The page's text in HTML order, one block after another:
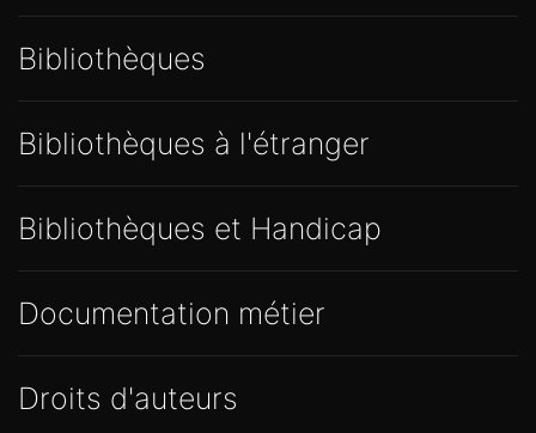
Bibliothèques
Bibliothèques à l'étranger
Bibliothèques et Handicap
Documentation métier
Droits d'auteurs